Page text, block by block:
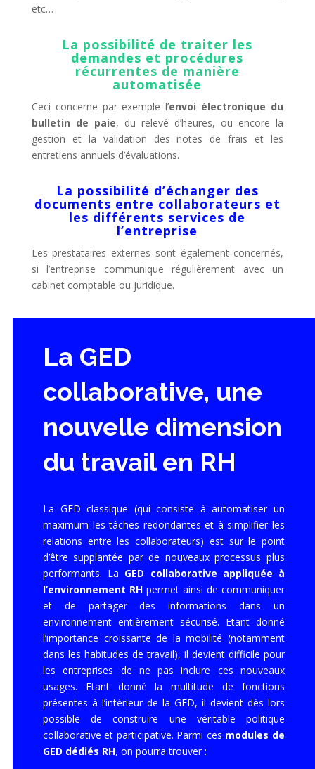
etc…
La possibilité de traiter les
demandes et procédures
récurrentes de manière
automatisée
Ceci concerne par exemple l’envoi électronique du
bulletin de paie, du relevé d’heures, ou encore la
gestion et la validation des notes de frais et les
entretiens annuels d’évaluations.
La possibilité d’échanger des
documents entre collaborateurs et
les différents services de
l’entreprise
Les prestataires externes sont également concernés,
si l’entreprise communique régulièrement avec un
cabinet comptable ou juridique.
La GED
collaborative, une
nouvelle dimension
du travail en RH
La GED classique (qui consiste à automatiser un
maximum les tâches redondantes et à simplifier les
relations entre les collaborateurs) est sur le point
d’être supplantée par de nouveaux processus plus
performants. La GED collaborative appliquée à
l’environnement RHpermet ainsi de communiquer
et de partager des informations dans un
environnement entièrement sécurisé. Etant donné
l’importance croissante de la mobilité (notamment
dans les habitudes de travail), il devient difficile pour
les entreprises de ne pas inclure ces nouveaux
usages. Etant donné la multitude de fonctions
présentes à l’intérieur de la GED, il devient dès lors
possible de construire une véritable politique
collaborative et participative. Parmi ces modules de
GED dédiés RH, on pourra trouver :